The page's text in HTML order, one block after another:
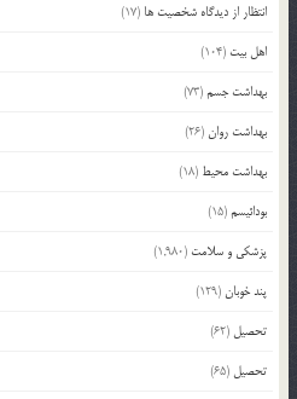
انتظار از دیدگاه شخصیت ها (17)
اهل بیت (104)
بهداشت جسم(73)
بهداشت روان(26)
بهداشت محیط (18)
بودائیسم(15)
پزشکی و سلامت (1,980)
پند خوبان(129)
تحصیل (62)
تحصیل (65)